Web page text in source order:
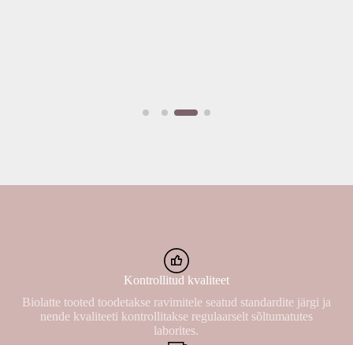
Kontrollitud kvaliteet
Biolatte tooted toodetakse ravimitele seatud standardite järgi ja
nende kvaliteeti kontrollitakse regulaarselt sõltumatutes
laborites.